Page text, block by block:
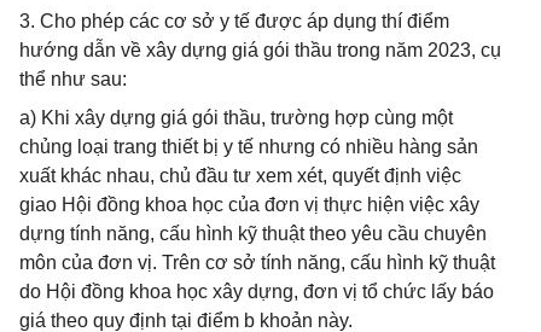
3. Cho phép các cơ sở y tế được áp dụng thí điểm
hướng dẫn về xây dựng giá gói thầu trong năm 2023, cụ
thể như sau:
a) Khi xây dựng giá gói thầu, trường hợp cùng một
chủng loại trang thiết bị y tế nhưng có nhiều hàng sản
xuất khác nhau, chủ đầu tư xem xét, quyết định việc
giao Hội đồng khoa học của đơn vị thực hiện việc xây
dựng tính năng, cấu hình kỹ thuật theo yêu cầu chuyên
môn của đơn vị. Trên cơ sở tính năng, cấu hình kỹ thuật
do Hội đồng khoa học xây dựng, đơn vị tổ chức lấy báo
giá theo quy định tại điểm b khoản này.